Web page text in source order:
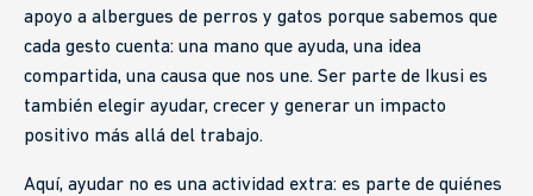
apoyo a albergues de perros y gatos porque sabemos que
cada gesto cuenta: una mano que ayuda, una idea
compartida, una causa que nos une. Ser parte de Ikusi es
también elegir ayudar, crecer y generar un impacto
positivo más allá del trabajo.
Aquí, ayudar no es una actividad extra: es parte de quiénes